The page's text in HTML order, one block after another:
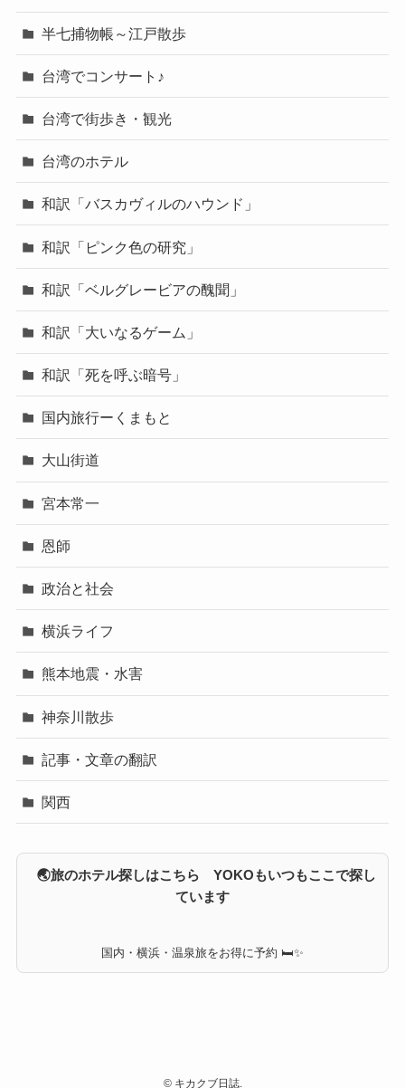
半七捕物帳～江戸散歩
台湾でコンサート♪
台湾で街歩き・観光
台湾のホテル
和訳「バスカヴィルのハウンド」
和訳「ピンク色の研究」
和訳「ベルグレービアの醜聞」
和訳「大いなるゲーム」
和訳「死を呼ぶ暗号」
国内旅行ーくまもと
大山街道
宮本常一
恩師
政治と社会
横浜ライフ
熊本地震・水害
神奈川散歩
記事・文章の翻訳
関西
🌏旅のホテル探しはこちら YOKOもいつもここで探し
ています
国内・横浜・温泉旅をお得に予約 🛏✨
©キカクブ日誌.